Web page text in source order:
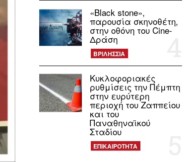
«Black stone»,
παρουσία σκηνοθέτη,
στην οθόνη του Cine-
Δράση
ΒΡΙΛΗΣΣΙΑ
Κυκλοφοριακές
ρυθμίσεις την Πέμπτη
στην ευρύτερη
περιοχή του Ζαππείου
και του
Παναθηναϊκού
Σταδίου
ΕΠΙΚΑΙΡΟΤΗΤΑ